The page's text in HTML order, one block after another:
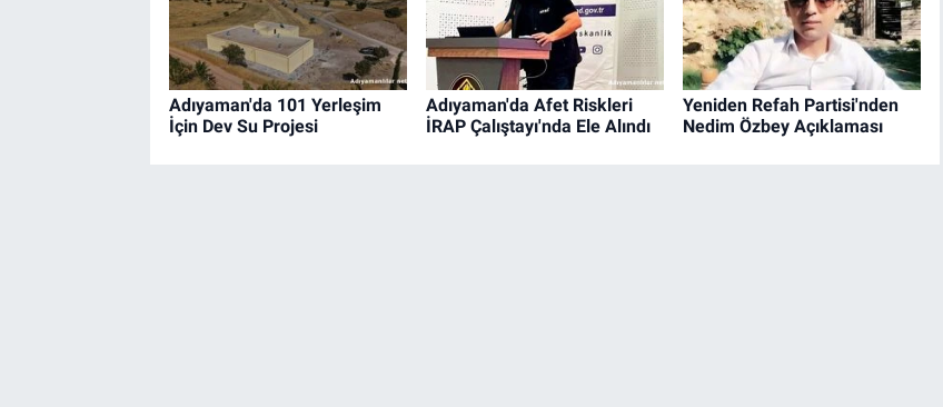
Adıyaman'da 101 Yerleşim
İçin Dev Su Projesi
Adıyaman'da Afet Riskleri
İRAP Çalıştayı'nda Ele Alındı
Yeniden Refah Partisi'nden
Nedim Özbey Açıklaması